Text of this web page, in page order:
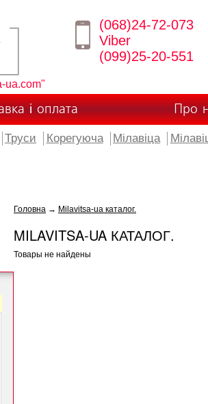
ua.com"
(068)24-72-073
Viber
(099)25-20-551
і оплата Про
Труси Корегуюча Мілавіца
Головна → Milavitsa-ua каталог.
MILAVITSA-UA КАТАЛОГ.
Товары не найдены